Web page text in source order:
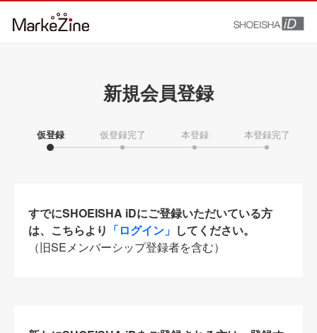
新規会員登録
仮登録 仮登録完了 本登録 本登録完了
すでにSHOEISHA iDにご登録いただいている方
は、こちらより 「ログイン」 してください。
（旧SEメンバーシップ登録者を含む）